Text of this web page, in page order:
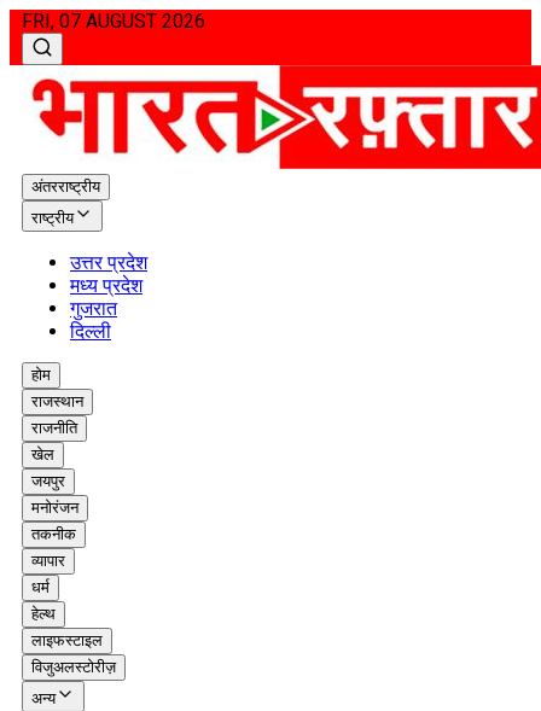
FRI, 07 AUGUST 2026
अंतरराष्ट्रीय
राष्ट्रीय
उत्तर प्रदेश
मध्य प्रदेश
गुजरात
दिल्ली
होम
राजस्थान
राजनीति
खेल
जयपुर
मनोरंजन
तकनीक
व्यापार
धर्म
हेल्थ
लाइफस्टाइल
विजुअलस्टोरीज़
अन्य